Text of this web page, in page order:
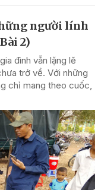
người lính
2)
đình vẫn lặng lẽ
trở về. Với những
chỉ mang theo cuốc,